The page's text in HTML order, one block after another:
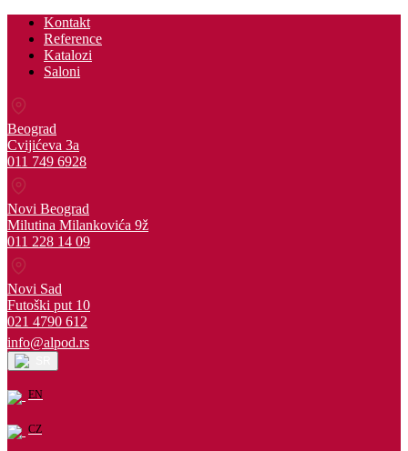
Kontakt
Reference
Katalozi
Saloni
Beograd
Cvijićeva 3a
011 749 6928
Novi Beograd
Milutina Milankovića 9ž
011 228 14 09
Novi Sad
Futoški put 10
021 4790 612
info@alpod.rs
EN
CZ